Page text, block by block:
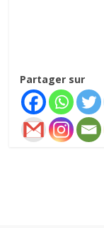
Partager sur